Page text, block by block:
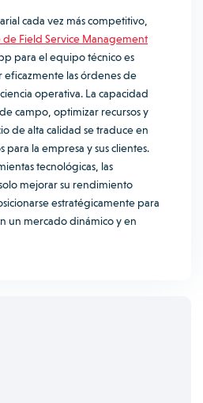
cada vez más competitivo,
de Field Service Management
para el equipo técnico es
eficazmente las órdenes de
operativa. La capacidad
campo, optimizar recursos y
de alta calidad se traduce en
para la empresa y sus clientes.
tecnológicas, las
mejorar su rendimiento
estratégicamente para
un mercado dinámico y en